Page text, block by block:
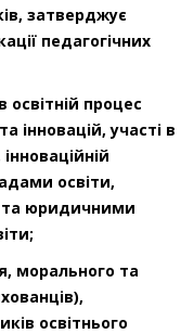
затверджує
педагогічних
процес
інновацій, участі в
освіти,
та юридичними
морального та
освітнього